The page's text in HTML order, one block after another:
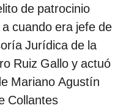
de patrocinio
cuando era jefe de
Jurídica de la
Ruiz Gallo y actuó
Mariano Agustín
Collantes